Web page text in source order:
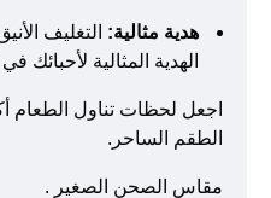
هدية مثالية: التغليف
الهدية المثالية لأحبائك
اجعل لحظات تناول الطعام
الطقم الساحر.
مقاس الصحن الصغير .